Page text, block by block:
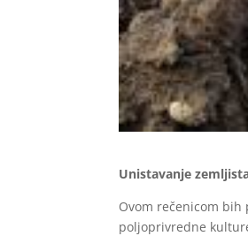
Unistavanje
Ovom rečenicom bih
poljoprivredne